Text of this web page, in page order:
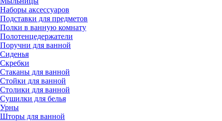
Наборы аксессуаров
Подставки для предметов
Полки в ванную комнату
Полотенцедержатели
Поручни для ванной
Сиденья
Скребки
Стаканы для ванной
Стойки для ванной
Столики для ванной
Сушилки для белья
Урны
Шторы для ванной